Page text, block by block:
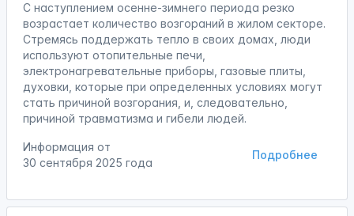
С наступлением осенне-зимнего периода резко
возрастает количество возгораний в жилом секторе.
Стремясь поддержать тепло в своих домах, люди
используют отопительные печи,
электронагревательные приборы, газовые плиты,
духовки, которые при определенных условиях могут
стать причиной возгорания, и, следовательно,
причиной травматизма и гибели людей.
Подробнее
Информация от
30 сентября 2025 года